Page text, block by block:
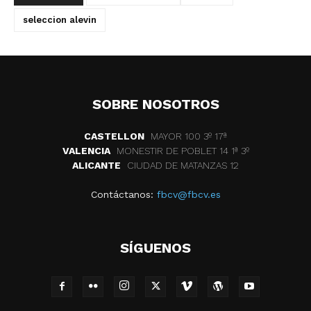
seleccion alevin
SOBRE NOSOTROS
CASTELLON
MAYOR 100 3º 17ª
VALENCIA
MONESTIR DE POBLET 14 1ª 3º
ALICANTE
CIUDAD DE MATANZAS 12
Contáctanos: fbcv@fbcv.es
SÍGUENOS